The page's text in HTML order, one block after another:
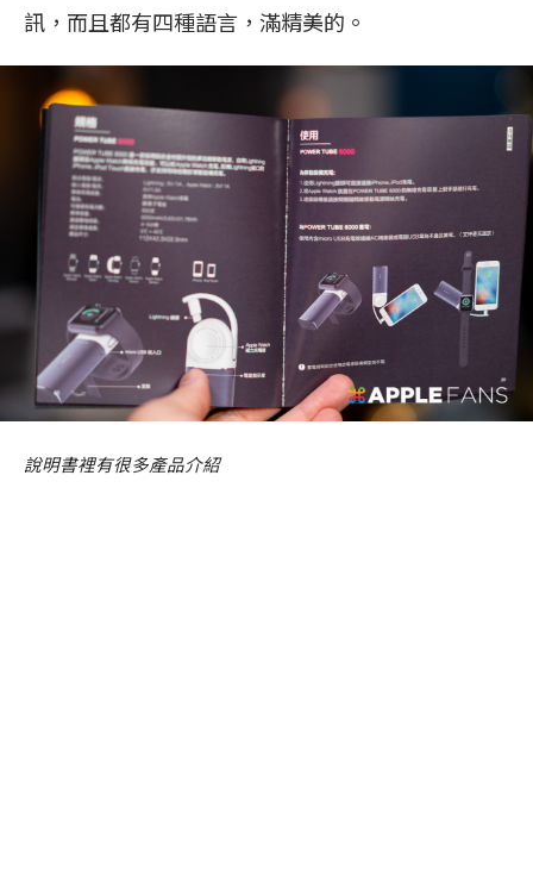
訊，而且都有四種語言，滿精美的。
說明書裡有很多產品介紹